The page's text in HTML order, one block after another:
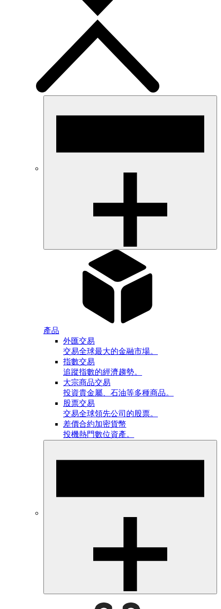
產品
外匯交易
交易全球最大的金融市場。
指數交易
追蹤指數的經濟趨勢。
大宗商品交易
投資貴金屬、石油等多種商品。
股票交易
交易全球領先公司的股票。
差價合約加密貨幣
投機熱門數位資產。